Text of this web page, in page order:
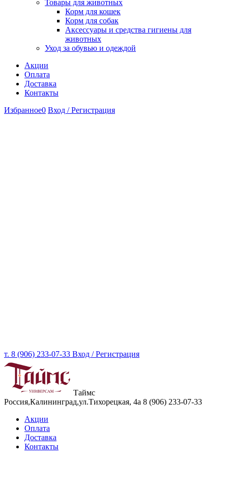
Товары для животных
Корм для кошек
Корм для собак
Аксессуары и средства гигиены для
животных
Уход за обувью и одеждой
Акции
Оплата
Доставка
Контакты
Избранное0 Вход / Регистрация
т. 8 (906) 233-07-33 Вход / Регистрация
Таймс
Россия,Калининград,ул.Тихорецкая, 4а 8 (906) 233-07-33
Акции
Оплата
Доставка
Контакты